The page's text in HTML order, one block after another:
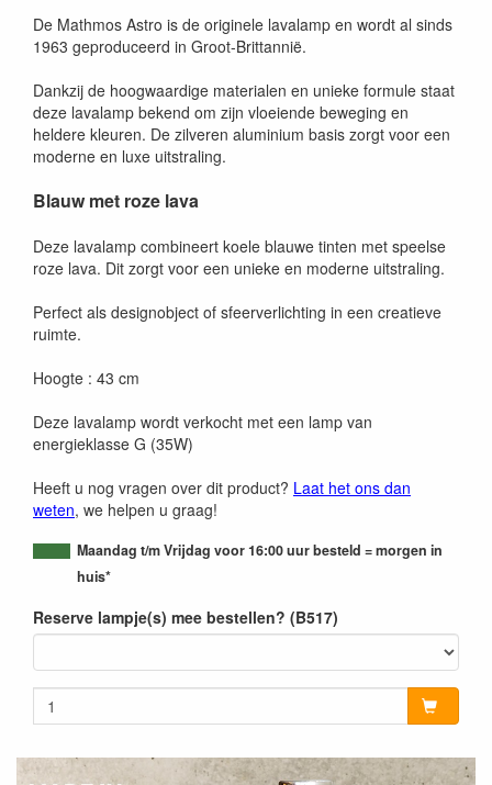
De Mathmos Astro is de originele lavalamp en wordt al sinds
1963 geproduceerd in Groot-Brittannië.
Dankzij de hoogwaardige materialen en unieke formule staat
deze lavalamp bekend om zijn vloeiende beweging en
heldere kleuren. De zilveren aluminium basis zorgt voor een
moderne en luxe uitstraling.
Blauw met roze lava
Deze lavalamp combineert koele blauwe tinten met speelse
roze lava. Dit zorgt voor een unieke en moderne uitstraling.
Perfect als designobject of sfeerverlichting in een creatieve
ruimte.
Hoogte : 43 cm
Deze lavalamp wordt verkocht met een lamp van
energieklasse G (35W)
Heeft u nog vragen over dit product? Laat het ons dan
weten, we helpen u graag!
Maandag t/m Vrijdag voor 16:00 uur besteld = morgen in
huis*
Reserve lampje(s) mee bestellen? (B517)